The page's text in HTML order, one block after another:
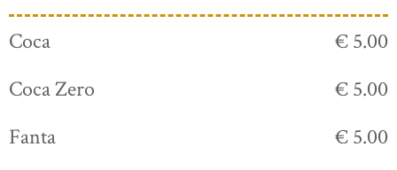
Coca
€ 5.00
Coca Zero
€ 5.00
Fanta
€ 5.00